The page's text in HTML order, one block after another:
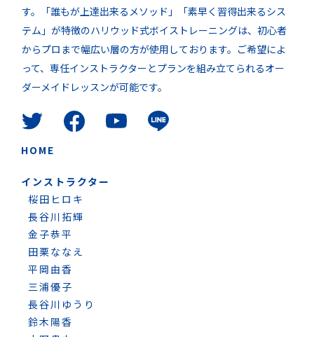
す。「誰もが上達出来るメソッド」「素早く習得出来るシス
テム」が特徴のハリウッド式ボイストレーニングは、初心者
からプロまで幅広い層の方が使用しております。ご希望によ
って、専任インストラクターとプランを組み立てられるオー
ダーメイドレッスンが可能です。
HOME
インストラクター
桜田ヒロキ
長谷川拓輝
金子恭平
田栗ななえ
平岡由香
三浦優子
長谷川ゆうり
鈴木陽香